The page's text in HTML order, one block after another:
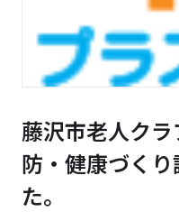
藤沢市老人ク
防・健康づく
た。